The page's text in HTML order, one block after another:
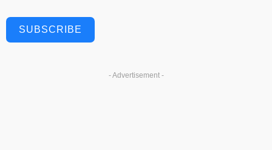
SUBSCRIBE
- Advertisement -